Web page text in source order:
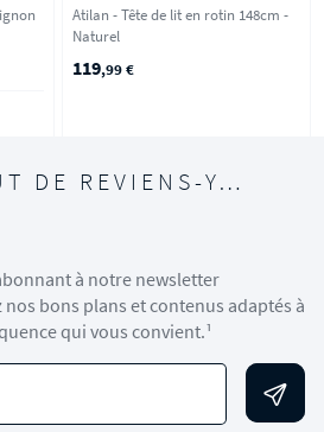
Atilan - Tête de lit en rotin 148cm -
Naturel
119,99 €
DE REVIENS-Y…
à notre newsletter
nos bons plans et contenus adaptés à
qui vous convient.¹